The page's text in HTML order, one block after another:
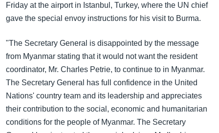
Friday at the airport in Istanbul, Turkey, where the UN chief
gave the special envoy instructions for his visit to Burma.
"The Secretary General is disappointed by the message
from Myanmar stating that it would not want the resident
coordinator, Mr. Charles Petrie, to continue to in Myanmar.
The Secretary General has full confidence in the United
Nations' country team and its leadership and appreciates
their contribution to the social, economic and humanitarian
conditions for the people of Myanmar. The Secretary